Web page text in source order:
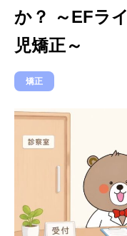
か？ ～EFラ
児矯正～
矯正